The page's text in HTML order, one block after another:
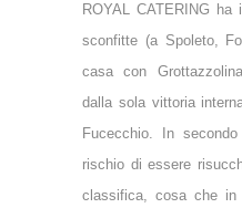
ROYAL CATERING
sconfitte (a Spoleto,
casa con
dalla sola vittoria
Fucecchio. In
rischio di essere
classifica, cosa che in